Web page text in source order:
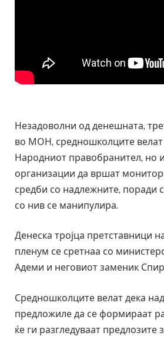
Незадоволни од денешната,
во МОН, средношколците велат
Народниот правобранител, но
организации да вршат
средби со надлежните, поради
со нив се манипулира.
Денеска тројца претставници
пленум се сретнаа со
Адеми и неговиот заменик
Средношколците велат дека
предложиле да се формираат
ќе ги разгледуваат